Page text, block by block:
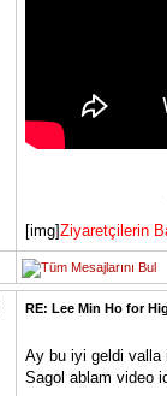
[img]Ziyaretçilerin
RE: Lee Min Ho for
Ay bu iyi geldi valla
Sagol ablam video